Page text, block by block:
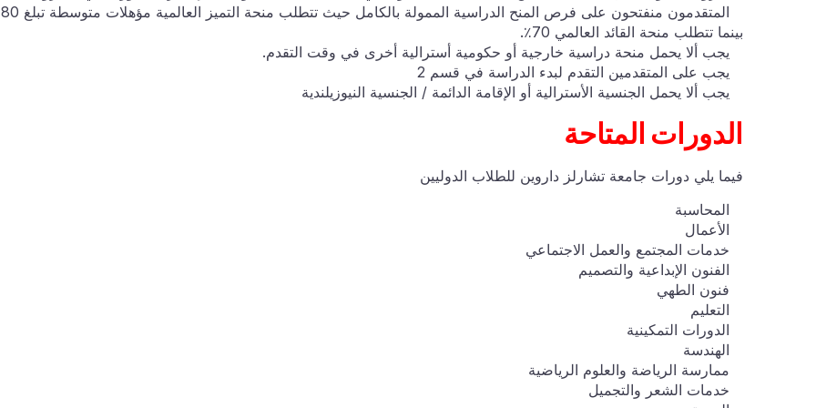
بينما تتطلب منحة القائد العالمي 70٪.
يجب ألا يحمل منحة دراسية خارجية أو حكومية أسترالية أخرى في وقت التقدم.
يجب على المتقدمين التقدم لبدء الدراسة في قسم 2
يجب ألا يحمل الجنسية الأسترالية أو الإقامة الدائمة / الجنسية النيوزيلندية
الدورات المتاحة
فيما يلي دورات جامعة تشارلز داروين للطلاب الدوليين
المحاسبة
الأعمال
خدمات المجتمع والعمل الاجتماعي
الفنون الإبداعية والتصميم
فنون الطهي
التعليم
الدورات التمكينية
الهندسة
ممارسة الرياضة والعلوم الرياضية
خدمات الشعر والتجميل